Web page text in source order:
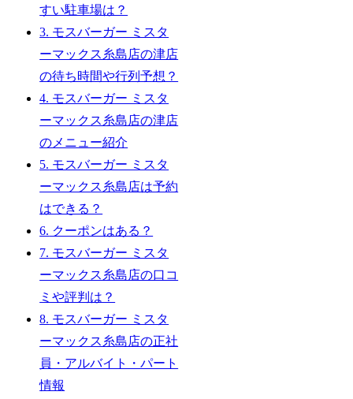
すい駐車場は？
3. モスバーガー ミスタ
ーマックス糸島店の津店
の待ち時間や行列予想？
4. モスバーガー ミスタ
ーマックス糸島店の津店
のメニュー紹介
5. モスバーガー ミスタ
ーマックス糸島店は予約
はできる？
6. クーポンはある？
7. モスバーガー ミスタ
ーマックス糸島店の口コ
ミや評判は？
8. モスバーガー ミスタ
ーマックス糸島店の正社
員・アルバイト・パート
情報